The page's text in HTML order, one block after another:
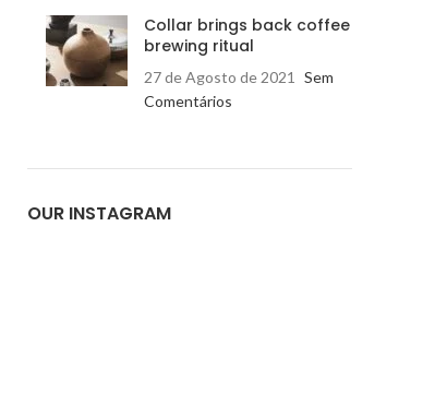
Collar brings back coffee
brewing ritual
27 de Agosto de 2021
Sem
Comentários
OUR INSTAGRAM